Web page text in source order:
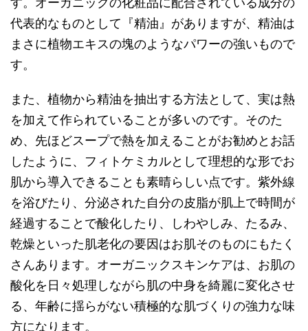
す。オーガニックの化粧品に配合されている成分の
代表的なものとして『精油』がありますが、精油は
まさに植物エキスの塊のようなパワーの強いもので
す。
また、植物から精油を抽出する方法として、実は熱
を加えて作られていることが多いのです。そのた
め、先ほどスープで熱を加えることがお勧めとお話
したように、フィトケミカルとして理想的な形でお
肌から導入できることも素晴らしい点です。紫外線
を浴びたり、分泌された自分の皮脂が肌上で時間が
経過することで酸化したり、しわやしみ、たるみ、
乾燥といった肌老化の要因はお肌そのものにもたく
さんあります。オーガニックスキンケアは、お肌の
酸化を日々処理しながら肌の中身を綺麗に変化させ
る、年齢に揺らがない積極的な肌づくりの強力な味
方になります。